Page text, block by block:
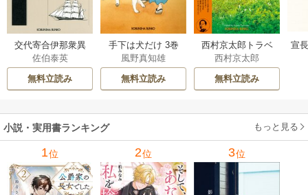
交代寄合伊那衆異
聞 15巻
佐伯泰英
無料立読み
手下は犬だけ 3巻
風野真知雄
無料立読み
西村京太郎トラベ
ルミステリー・セ
レクション 2巻
西村京太郎
無料立読み
宣
小説・実用書ランキング もっと見る
1位 2位 3位